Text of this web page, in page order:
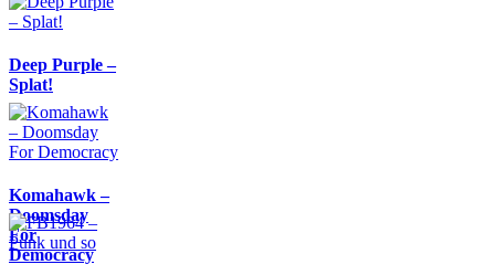
Deep Purple –
Splat!
Komahawk –
Doomsday
For
Democracy